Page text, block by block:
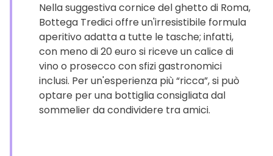
Nella suggestiva cornice del ghetto di Roma,
Bottega Tredici offre un'irresistibile formula
aperitivo adatta a tutte le tasche; infatti,
con meno di 20 euro si riceve un calice di
vino o prosecco con sfizi gastronomici
inclusi. Per un'esperienza più “ricca”, si può
optare per una bottiglia consigliata dal
sommelier da condividere tra amici.